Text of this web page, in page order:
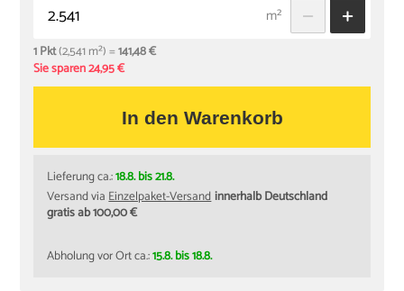
m²
1 Pkt(2,541 m²) =141,48 €
Sie sparen 24,95 €
In den Warenkorb
Lieferung ca.:18.8. bis 21.8.
Versand viaEinzelpaket-Versandinnerhalb Deutschland
gratis ab 100,00 €
Abholung vor Ort ca.:15.8. bis 18.8.